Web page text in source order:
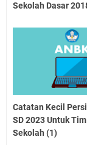
Sekolah Dasar
Catatan Kecil
SD 2023 Untuk
Sekolah (1)